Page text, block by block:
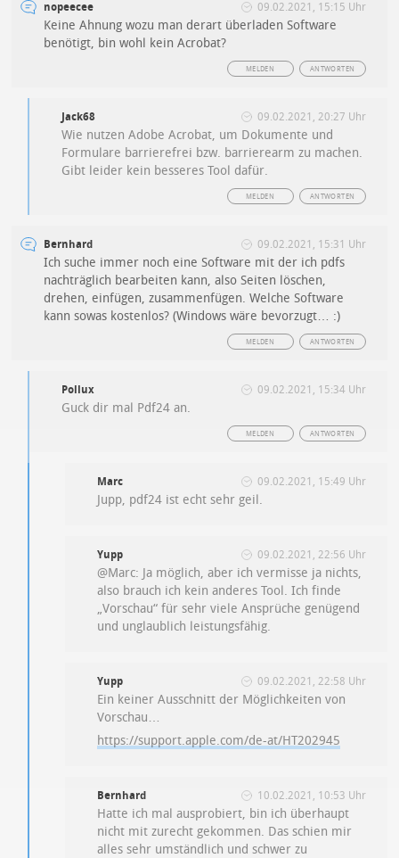
nopeecee 09.02.2021, 15:15 Uhr
Keine Ahnung wozu man derart überladen Software
benötigt, bin wohl kein Acrobat?
ANTWORTEN
MELDEN
Jack68 09.02.2021, 20:27 Uhr
Wie nutzen Adobe Acrobat, um Dokumente und
Formulare barrierefrei bzw. barrierearm zu machen.
Gibt leider kein besseres Tool dafür.
ANTWORTEN
MELDEN
Bernhard 09.02.2021, 15:31 Uhr
Ich suche immer noch eine Software mit der ich pdfs
nachträglich bearbeiten kann, also Seiten löschen,
drehen, einfügen, zusammenfügen. Welche Software
kann sowas kostenlos? (Windows wäre bevorzugt… :)
ANTWORTEN
MELDEN
Pollux 09.02.2021, 15:34 Uhr
Guck dir mal Pdf24 an.
ANTWORTEN
MELDEN
Marc 09.02.2021, 15:49 Uhr
Jupp, pdf24 ist echt sehr geil.
Yupp 09.02.2021, 22:56 Uhr
@Marc: Ja möglich, aber ich vermisse ja nichts,
also brauch ich kein anderes Tool. Ich finde
„Vorschau“ für sehr viele Ansprüche genügend
und unglaublich leistungsfähig.
Yupp 09.02.2021, 22:58 Uhr
Ein keiner Ausschnitt der Möglichkeiten von
Vorschau…
https://support.apple.com/de-at/HT202945
Bernhard 10.02.2021, 10:53 Uhr
Hatte ich mal ausprobiert, bin ich überhaupt
nicht mit zurecht gekommen. Das schien mir
alles sehr umständlich und schwer zu